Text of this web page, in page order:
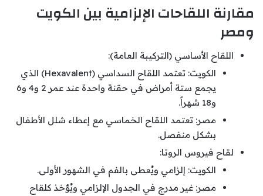
مقارنة اللقاحات الإلزامية بين الكويت
ومصر
اللقاح الأساسي (التركيبة العامة):
الكويت: تعتمد اللقاح السداسي (Hexavalent) الذي
يجمع ستة أمراض في حقنة واحدة عند عمر 2 و4 و6
و18 شهراً.
مصر: تعتمد اللقاح الخماسي مع إعطاء شلل الأطفال
بشكل منفصل.
لقاح فيروس الروتا:
الكويت: إلزامي ويُعطى بالفم في الشهور الأولى.
مصر: غير مدرج في الجدول الإلزامي ويُؤخذ كلقاح